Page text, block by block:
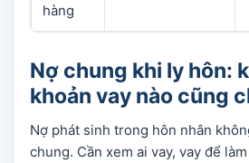
hàng
Nợ chung khi ly hôn:
khoản vay nào cũng
Nợ phát sinh trong hôn nhân
chung. Cần xem ai vay, vay để